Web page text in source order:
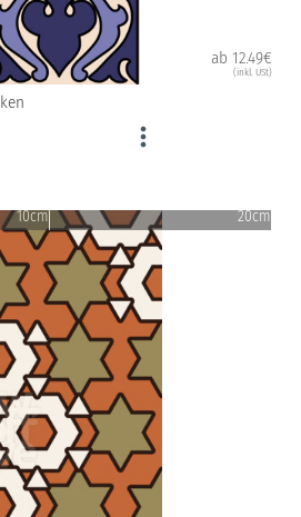
ab 12.49€
(inkl. USt)
10cm 20cm